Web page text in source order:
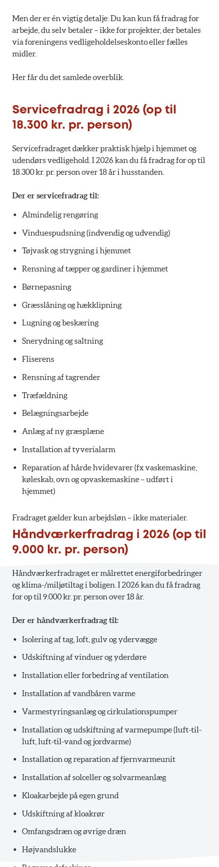
Men der er én vigtig detalje: Du kan kun få fradrag for
arbejde, du selv betaler – ikke for projekter, der betales
via foreningens vedligeholdelseskonto eller fælles
midler.
Her får du det samlede overblik.
Servicefradrag i 2026 (op til
18.300 kr. pr. person)
Servicefradraget dækker praktisk hjælp i hjemmet og
udendørs vedligehold. I 2026 kan du få fradrag for op til
18.300 kr. pr. person over 18 år i husstanden.
Der er servicefradrag til:
Almindelig rengøring
Vinduespudsning (indvendig og udvendig)
Tøjvask og strygning i hjemmet
Rensning af tæpper og gardiner i hjemmet
Børnepasning
Græsslåning og hækklipning
Lugning og beskæring
Snerydning og saltning
Fliserens
Rensning af tagrender
Træfældning
Belægningsarbejde
Anlæg af ny græsplæne
Installation af tyverialarm
Reparation af hårde hvidevarer (fx vaskemaskine,
køleskab, ovn og opvaskemaskine – udført i
hjemmet)
Fradraget gælder kun arbejdsløn – ikke materialer.
Håndværkerfradrag i 2026 (op til
9.000 kr. pr. person)
Håndværkerfradraget er målrettet energiforbedringer
og klima-/miljøtiltag i boligen. I 2026 kan du få fradrag
for op til 9.000 kr. pr. person over 18 år.
Der er håndværkerfradrag til:
Isolering af tag, loft, gulv og ydervægge
Udskiftning af vinduer og yderdøre
Installation eller forbedring af ventilation
Installation af vandbåren varme
Varmestyringsanlæg og cirkulationspumper
Installation og udskiftning af varmepumpe (luft-til-
luft, luft-til-vand og jordvarme)
Installation og reparation af fjernvarmeunit
Installation af solceller og solvarmeanlæg
Kloakarbejde på egen grund
Udskiftning af kloakrør
Omfangsdræn og øvrige dræn
Højvandslukke